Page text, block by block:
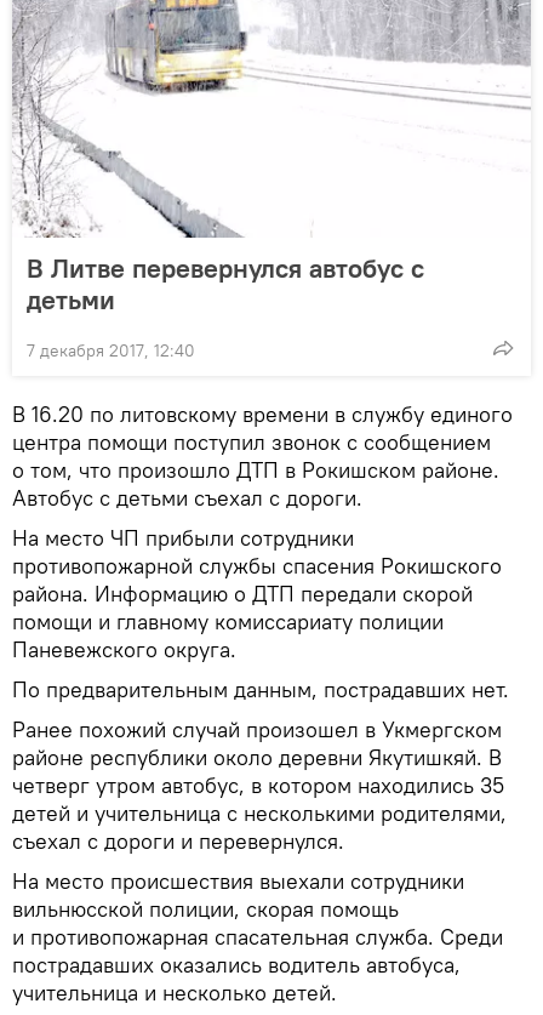
В Литве перевернулся автобус с
детьми
7 декабря 2017, 12:40
В 16.20 по литовскому времени в службу единого
центра помощи поступил звонок с сообщением
о том, что произошло ДТП в Рокишском районе.
Автобус с детьми съехал с дороги.
На место ЧП прибыли сотрудники
противопожарной службы спасения Рокишского
района. Информацию о ДТП передали скорой
помощи и главному комиссариату полиции
Паневежского округа.
По предварительным данным, пострадавших нет.
Ранее похожий случай произошел в Укмергском
районе республики около деревни Якутишкяй. В
четверг утром автобус, в котором находились 35
детей и учительница с несколькими родителями,
съехал с дороги и перевернулся.
На место происшествия выехали сотрудники
вильнюсской полиции, скорая помощь
и противопожарная спасательная служба. Среди
пострадавших оказались водитель автобуса,
учительница и несколько детей.